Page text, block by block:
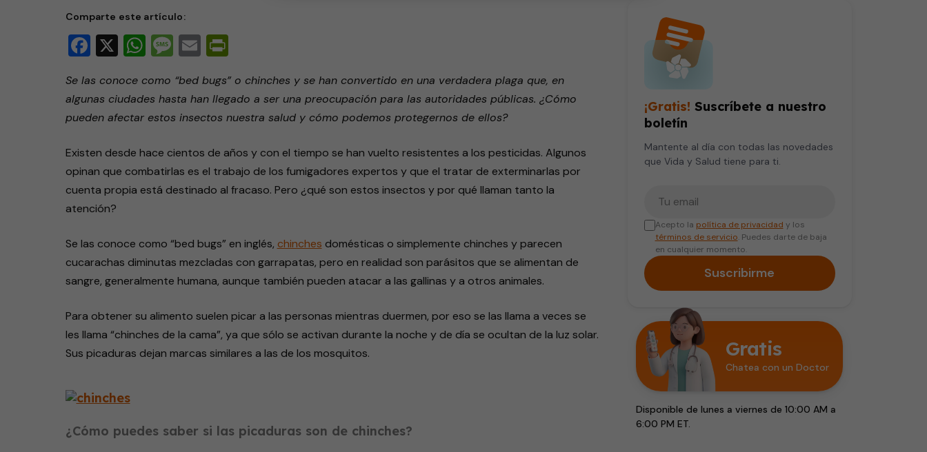
Comparte este artículo:
Facebook
X WhatsApp
Message
EmailPrintFriendly
Se las conoce como “bed bugs” o chinches y se han convertido en una verdadera plaga que, en
algunas ciudades hasta han llegado a ser una preocupación para las autoridades públicas. ¿Cómo
pueden afectar estos insectos nuestra salud y cómo podemos protegernos de ellos?
Existen desde hace cientos de años y con el tiempo se han vuelto resistentes a los pesticidas. Algunos
opinan que combatirlas es el trabajo de los fumigadores expertos y que el tratar de exterminarlas por
cuenta propia está destinado al fracaso. Pero ¿qué son estos insectos y por qué llaman tanto la
atención?
Se las conoce como “bed bugs” en inglés, chinches domésticas o simplemente chinches y parecen
cucarachas diminutas mezcladas con garrapatas, pero en realidad son parásitos que se alimentan de
sangre, generalmente humana, aunque también pueden atacar a las gallinas y a otros animales.
Para obtener su alimento suelen picar a las personas mientras duermen, por eso se las llama a veces se
les llama “chinches de la cama”, ya que sólo se activan durante la noche y de día se ocultan de la luz solar.
Sus picaduras dejan marcas similares a las de los mosquitos.
¿Cómo puedes saber si las picaduras son de chinches?
¡Gratis! Suscríbete a nuestro
boletín
Mantente al día con todas las novedades
que Vida y Salud tiene para ti.
Acepto la política de privacidad y los
términos de servicio. Puedes darte de baja
en cualquier momento.
Suscribirme
Gratis
Chatea con un Doctor
Disponible de lunes a viernes de 10:00 AM a
6:00 PM ET.